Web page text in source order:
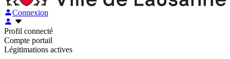
Connexion
Profil connecté
Compte portail
Légitimations actives